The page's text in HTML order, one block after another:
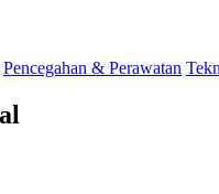
Pencegahan & Perawatan